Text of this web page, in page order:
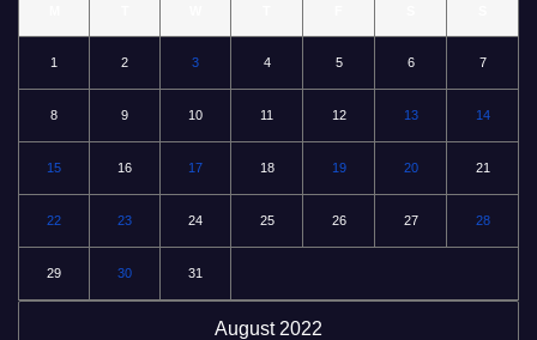
August 2022
1 2 3 4 5 6 7
8 9 10 11 12 13 14
15 16 17 18 19 20 21
22 23 24 25 26 27 28
29 30 31